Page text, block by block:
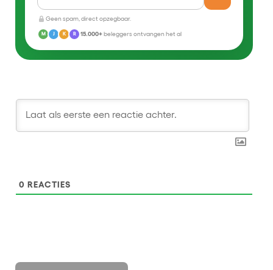
Geen spam, direct opzegbaar.
M J K R 15.000+beleggers ontvangen het al
0 REACTIES